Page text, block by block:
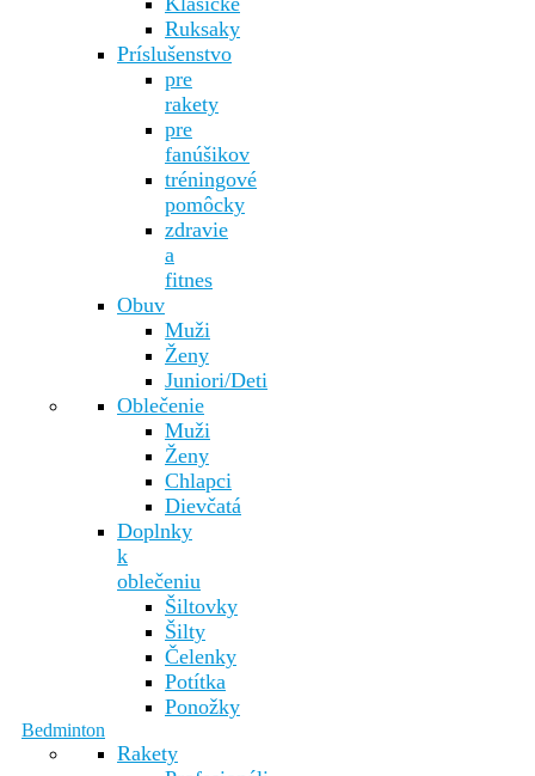
Ruksaky
Príslušenstvo
pre
rakety
pre
fanúšikov
tréningové
pomôcky
zdravie
a
fitnes
Obuv
Muži
Ženy
Juniori/Deti
Oblečenie
Muži
Ženy
Chlapci
Dievčatá
Doplnky
k
oblečeniu
Šiltovky
Šilty
Čelenky
Potítka
Ponožky
Bedminton
Rakety